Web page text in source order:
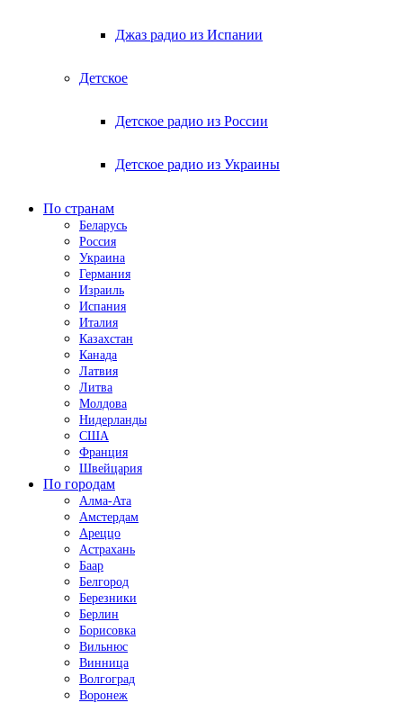
Джаз радио из Испании
Детское
Детское радио из России
Детское радио из Украины
По странам
Беларусь
Россия
Украина
Германия
Израиль
Испания
Италия
Казахстан
Канада
Латвия
Литва
Молдова
Нидерланды
США
Франция
Швейцария
По городам
Алма-Ата
Амстердам
Ареццо
Астрахань
Баар
Белгород
Березники
Берлин
Борисовка
Вильнюс
Винница
Волгоград
Воронеж